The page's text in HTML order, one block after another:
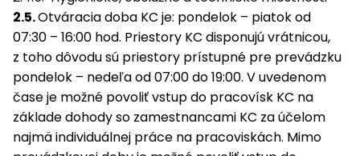
2.5.Otváracia doba KC je: pondelok – piatok od
07:30 – 16:00 hod. Priestory KC disponujú vrátnicou,
z toho dôvodu sú priestory prístupné pre prevádzku
pondelok – nedeľa od 07:00 do 19:00. V uvedenom
čase je možné povoliť vstup do pracovísk KC na
základe dohody so zamestnancami KC za účelom
najmä individuálnej práce na pracoviskách. Mimo